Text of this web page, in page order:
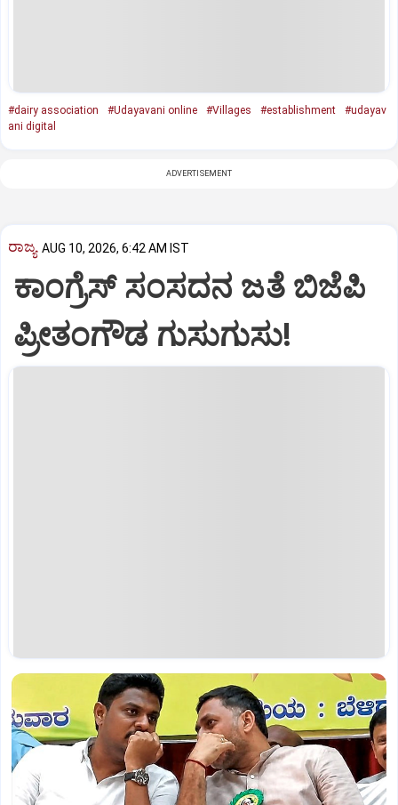
#dairy association #Udayavani online #Villages #establishment
#udayav
ani digital
ADVERTISEMENT
ರಾಜ್ಯ AUG 10, 2026, 6:42 AM IST
ಕಾಂಗ್ರೆಸ್‌ ಸಂಸದನ ಜತೆ ಬಿಜೆಪಿ
ಪ್ರೀತಂಗೌಡ ಗುಸುಗುಸು!